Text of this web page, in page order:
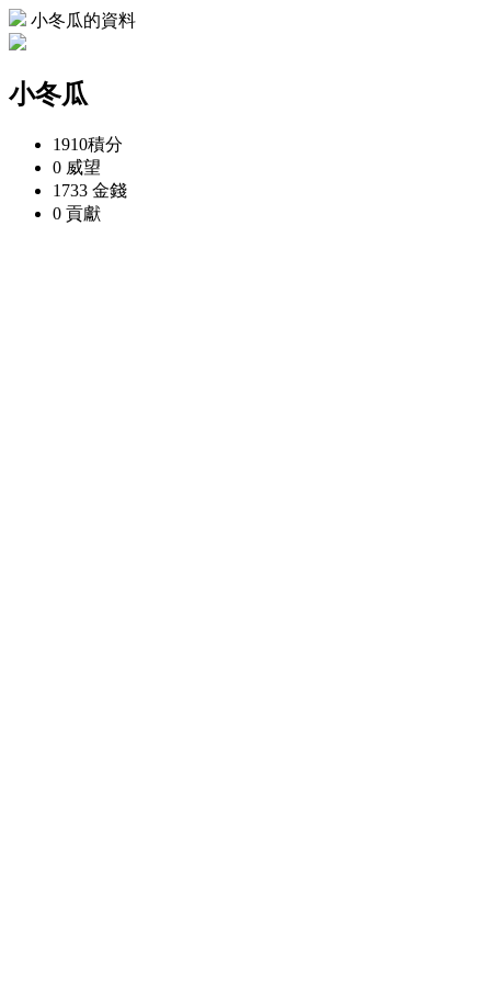
小冬瓜的資料
小冬瓜
1910積分
0 威望
1733 金錢
0 貢獻